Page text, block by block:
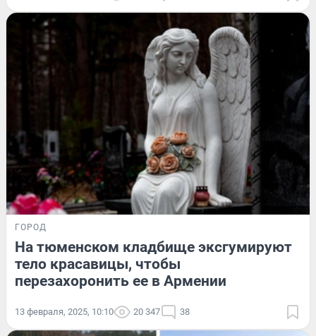
ГОРОД
На тюменском кладбище эксгумируют
тело красавицы, чтобы
перезахоронить ее в Армении
13 февраля, 2025, 10:10 20 347 38